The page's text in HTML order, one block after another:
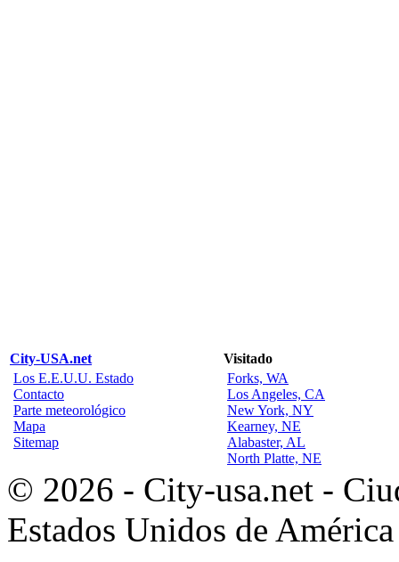
City-USA.net
Visitado
Los E.E.U.U. Estado
Contacto
Parte meteorológico
Mapa
Sitemap
Forks, WA
Los Angeles, CA
New York, NY
Kearney, NE
Alabaster, AL
North Platte, NE
© 2026 - City-usa.net -
Estados Unidos de América